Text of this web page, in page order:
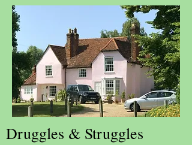
Druggles & Struggles